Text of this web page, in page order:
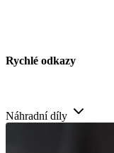
Rychlé odkazy
Náhradní díly